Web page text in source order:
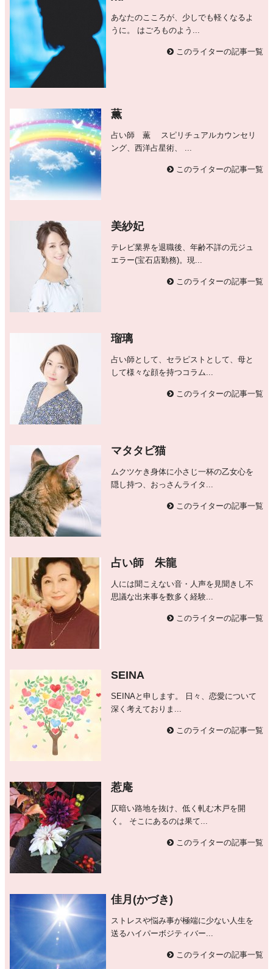
あなたのこころが、少しでも軽くなるよ
うに。 はごろものよう...
このライターの記事一覧
薫
占い師 薫 スピリチュアルカウンセリ
ング、西洋占星術、 ...
このライターの記事一覧
美紗妃
テレビ業界を退職後、年齢不詳の元ジュ
エラー(宝石店勤務)。現...
このライターの記事一覧
瑠璃
占い師として、セラピストとして、母と
して様々な顔を持つコラム...
このライターの記事一覧
マタタビ猫
ムクツケき身体に小さじ一杯の乙女心を
隠し持つ、おっさんライタ...
このライターの記事一覧
占い師 朱龍
人には聞こえない音・人声を見聞きし不
思議な出来事を数多く経験...
このライターの記事一覧
SEINA
SEINAと申します。 日々、恋愛について
深く考えておりま...
このライターの記事一覧
惹庵
仄暗い路地を抜け、低く軋む木戸を開
く。 そこにあるのは果て...
このライターの記事一覧
佳月(かづき)
ストレスや悩み事が極端に少ない人生を
送るハイパーボジティバー...
このライターの記事一覧